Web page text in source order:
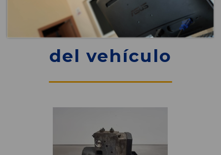
Piezas almacenadas
del vehículo